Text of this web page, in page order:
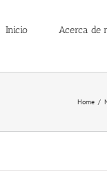
Inicio Acerca de
Home /